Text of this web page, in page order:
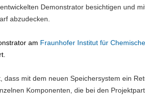
Demonstrator besichtigen und
abzudecken.
am Fraunhofer Institut für
dass mit dem neuen Speichersystem ein
Komponenten, die bei den